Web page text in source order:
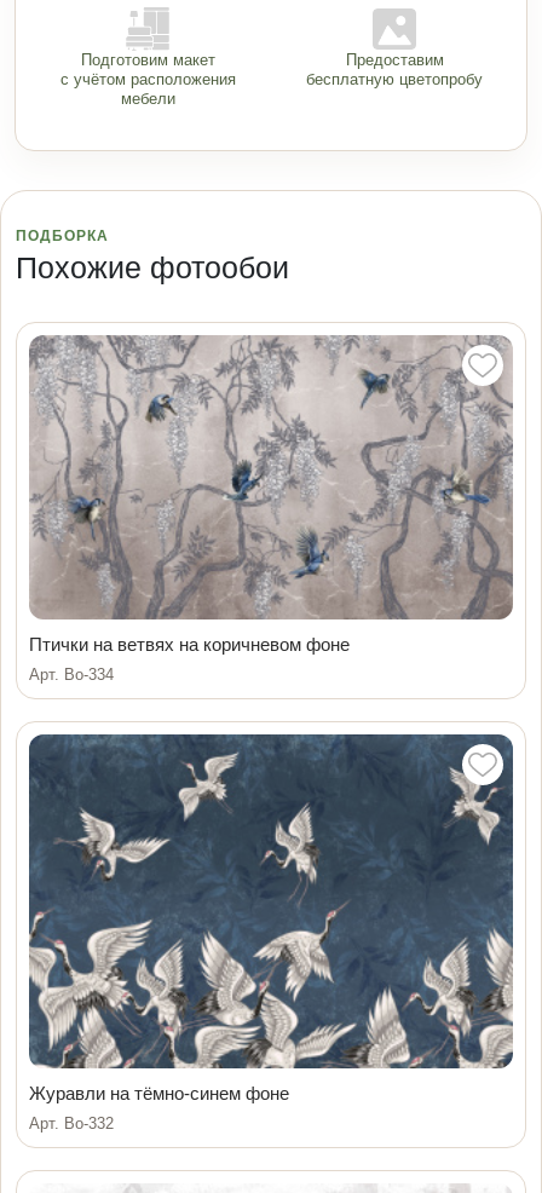
Подготовим макет
с учётом расположения
мебели
Предоставим
бесплатную цветопробу
ПОДБОРКА
Похожие фотообои
Птички на ветвях на коричневом фоне
Арт. Bo-334
Журавли на тёмно-синем фоне
Арт. Bo-332